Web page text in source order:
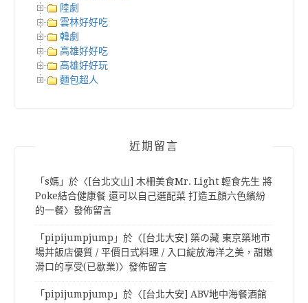
陸劇
雲林好好吃
韓劇
高雄好好吃
高雄好好玩
麵包超人
近期留言
「s媽 」於〈 [台北文山] 木柵美食Mr. Light 輕食先生 將
Poke結合健康餐 還可以自己選配菜 打造五顏六色繽紛
的一餐〉發佈留言
「pipijumpjump 」於〈 [台北大安] 築の藏 東京築地市
場丼飯店優質 / 平價日式料理 / 入口綻放海洋之美，甜嫩
滑口的享受(已歇業)〉發佈留言
「pipijumpjump 」於〈 [台北大安] ABV地中海餐酒館